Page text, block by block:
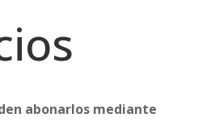
abonarlos mediante